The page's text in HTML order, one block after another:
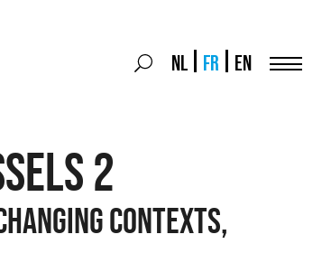
Search
Search
NL FR EN
2
contexts,